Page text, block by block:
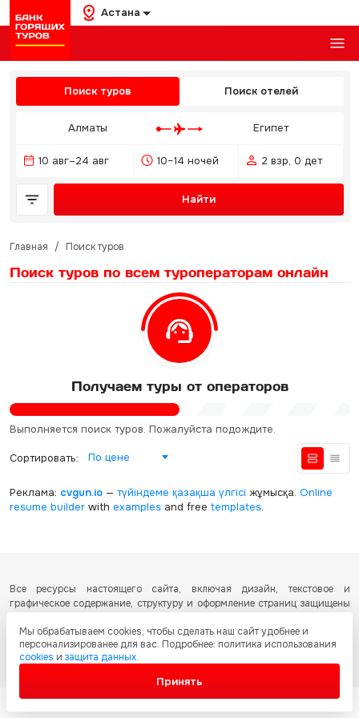
Астана
Поиск туров Поиск отелей
Алматы Египет
10 авг–24 авг 10–14 ночей 2 взр, 0 дет
Найти
Главная / Поиск туров
Поиск туров по всем туроператорам онлайн
Получаем туры от операторов
Выполняется поиск туров. Пожалуйста подождите.
Сортировать: По цене
Реклама: cvgun.io— түйіндеме қазақша үлгісі жұмысқа. Online
resume builderwith examplesand free templates.
Все ресурсы настоящего сайта, включая дизайн, текстовое и
графическое содержание, структуру и оформление страниц защищены
Казахстан об охране авторских прав и интеллектуальной собственности.
Любое копирование и распространение материалов сайта без
письменного разрешения запрещено.
Мы обрабатываем cookies, чтобы сделать наш сайт удобнее и
персонализированее для вас. Подробнее: политика использования
cookies и защита данных.
Принять